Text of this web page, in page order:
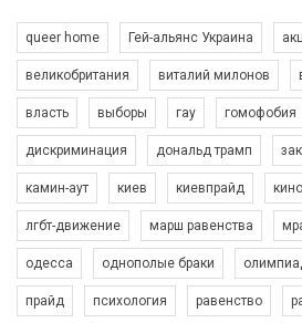
6/30/2017
Емоційний та вражаючий промо-ролік
представляє програму "Гей-альянс
queer home Гей-альянс Украина
великобритания виталий милонов
власть выборы гау гомофобия
дискриминация дональд трамп
камин-аут киев киевпрайд кино
лгбт-движение марш равенства
одесса однополые браки
прайд психология равенство